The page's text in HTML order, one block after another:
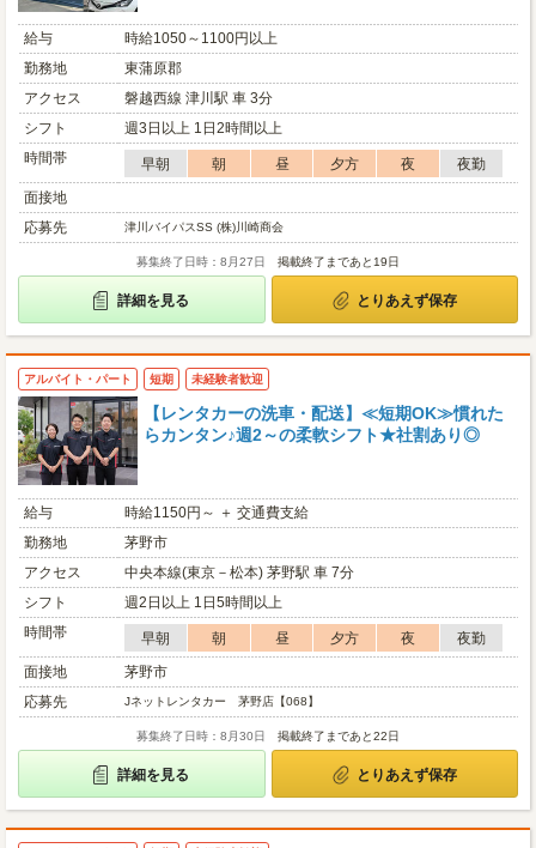
給与
時給1050～1100円以上
勤務地
東蒲原郡
アクセス
磐越西線 津川駅 車 3分
シフト
週3日以上 1日2時間以上
時間帯
早朝 朝 昼 夕方 夜
夜勤
面接地
応募先
津川バイパスSS (株)川崎商会
募集終了日時：8月27日 掲載終了まであと19日
詳細を見る とりあえず保存
アルバイト・パート 短期 未経験者歓迎
【レンタカーの洗車・配送】≪短期OK≫慣れた
らカンタン♪週2～の柔軟シフト★社割あり◎
給与
時給1150円～ ＋ 交通費支給
勤務地
茅野市
アクセス
中央本線(東京－松本) 茅野駅 車 7分
シフト
週2日以上 1日5時間以上
時間帯
早朝 朝 昼 夕方 夜
夜勤
面接地
茅野市
応募先
Jネットレンタカー 茅野店【068】
募集終了日時：8月30日 掲載終了まであと22日
詳細を見る とりあえず保存